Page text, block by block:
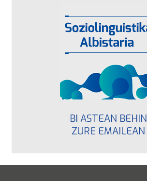
BI ASTEAN BEHIN
ZURE EMAILEAN